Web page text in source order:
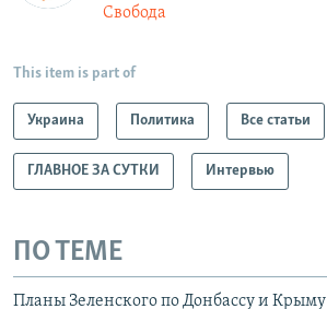
Свобода
This item is part of
Украина Политика Все статьи
ГЛАВНОЕ ЗА СУТКИ Интервью
ПО ТЕМЕ
Планы Зеленского по Донбассу и Крыму